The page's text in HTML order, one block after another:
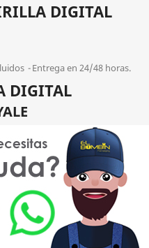
DIGITAL
Entrega en 24/48 horas.
DIGITAL